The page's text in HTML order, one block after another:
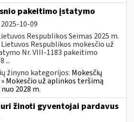
pakeitimo įstatymo
2025-10-09
Respublikos Seimas 2025 m.
Respublikos mokesčio už
Nr. VIII-1183 pakeitimo
...
žinyno kategorijos: Mokesčių
Mokesčio už aplinkos teršimą
2028 m.
žinoti gyventojai pardavus